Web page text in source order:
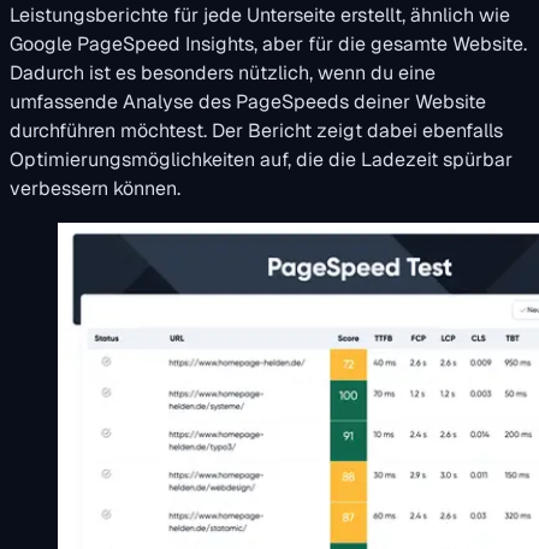
Leistungsberichte für jede Unterseite erstellt, ähnlich wie
Google PageSpeed Insights, aber für die gesamte Website.
Dadurch ist es besonders nützlich, wenn du eine
umfassende Analyse des PageSpeeds deiner Website
durchführen möchtest. Der Bericht zeigt dabei ebenfalls
Optimierungsmöglichkeiten auf, die die Ladezeit spürbar
verbessern können.